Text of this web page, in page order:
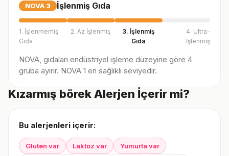
NOVA 3 İşlenmiş Gıda
1. İşlenmemiş
Gıda
2. Az İşlenmiş
3. İşlenmiş
Gıda
4. Ultra-
İşlenmiş
NOVA, gıdaları endüstriyel işleme düzeyine göre 4
gruba ayırır. NOVA 1 en sağlıklı seviyedir.
Kızarmış börek Alerjen İçerir mi?
Bu alerjenleri içerir:
Gluten var Laktoz var
Yumurta var